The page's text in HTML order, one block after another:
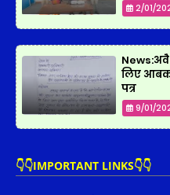
2/01/
लिए
पत्र
9/01/
👇👇IMPORTANT LINKS👇👇